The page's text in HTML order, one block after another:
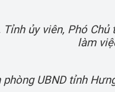
ủy viên, Phó
làm
phòng UBND tỉnh